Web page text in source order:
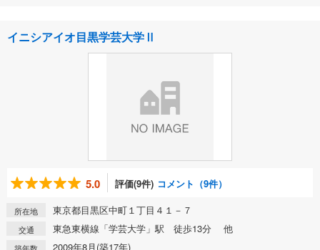
イニシアイオ目黒学芸大学Ⅱ
5.0 評価(9件) コメント（9件）
所在地 東京都目黒区中町１丁目４１－７
交通 東急東横線「学芸大学」駅 徒歩13分 他
2009年8月(築17年)